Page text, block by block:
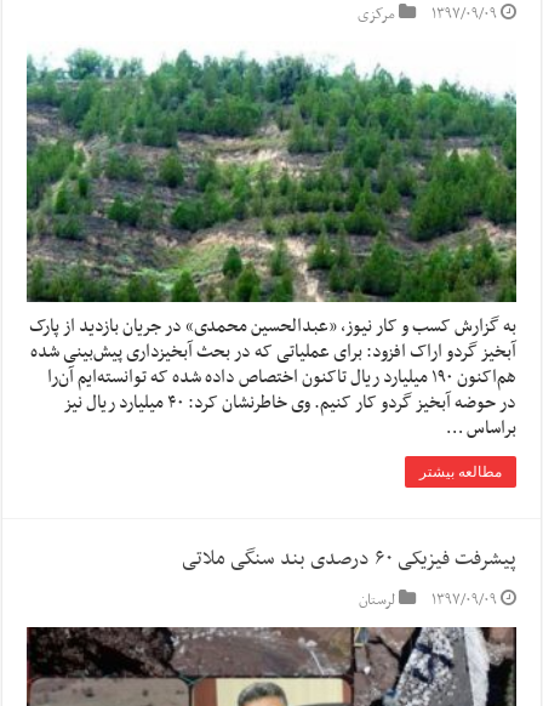
۱۳۹۷/۰۹/۰۹ مرکزی
به گزارش کسب و کار نیوز، «عبدالحسین محمدی» در جریان بازدید از پارک
آبخیز گردو اراک افزود: برای عملیاتی که در بحث آبخیزداری پیش‌بینی شده
هم‌اکنون ۱۹۰ میلیارد ریال تاکنون اختصاص داده شده که توانسته‌ایم آن‌را
در حوضه آبخیز گردو کار کنیم. وی خاطرنشان کرد: ۴۰ میلیارد ریال نیز
براساس …
مطالعه بیشتر
پیشرفت فیزیکی ۶۰ درصدی بند سنگی ملاتی
۱۳۹۷/۰۹/۰۹ لرستان